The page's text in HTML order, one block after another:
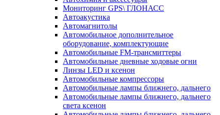
Мониторинг GPS\ ГЛОНАСС
Автоакустика
Автомагнитолы
Автомобильное дополнительное
оборудование, комплектующие
Автомобильные FM-трансмиттеры
Автомобильные дневные ходовые огни
Линзы LED и ксенон
Автомобильные компрессоры
Автомобильные лампы ближнего, дальнего
Автомобильные лампы ближнего, дальнего
света ксенон